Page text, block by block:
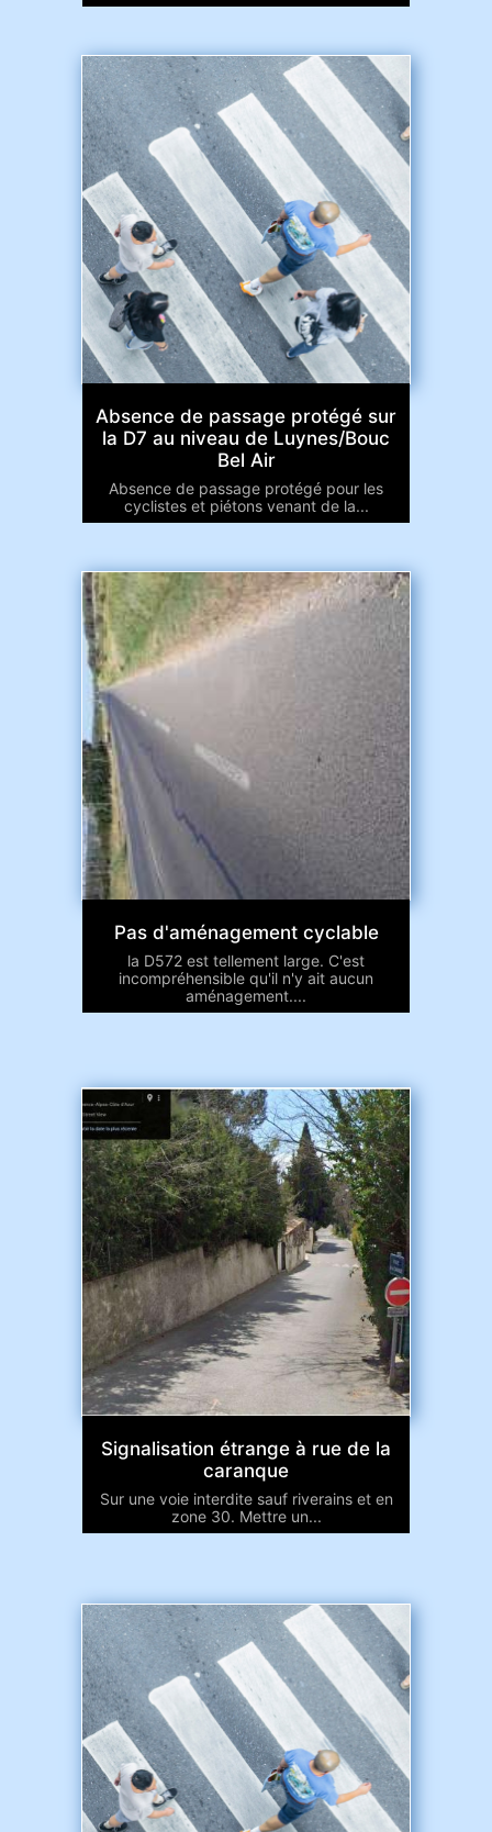
Absence de passage protégé sur
la D7 au niveau de Luynes/Bouc
Bel Air
Absence de passage protégé pour les
cyclistes et piétons venant de la...
Pas d'aménagement cyclable
la D572 est tellement large. C'est
incompréhensible qu'il n'y ait aucun
aménagement....
Signalisation étrange à rue de la
caranque
Sur une voie interdite sauf riverains et en
zone 30. Mettre un...